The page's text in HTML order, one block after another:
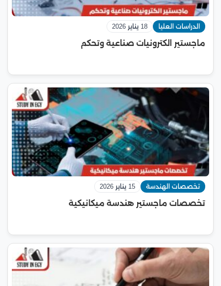
الدراسات العليا 18 يناير 2026
ماجستير الكترونيات صناعية وتحكم
تخصصات الهندسة 15 يناير 2026
تخصصات ماجستير هندسة ميكانيكية